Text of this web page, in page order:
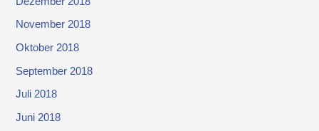
November 2018
Oktober 2018
September 2018
Juli 2018
Juni 2018